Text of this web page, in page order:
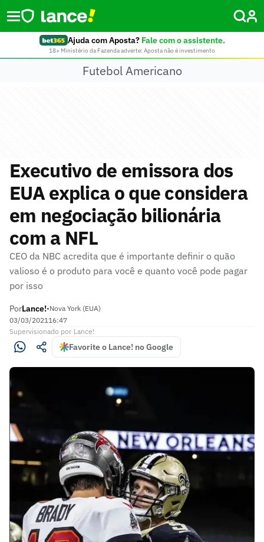
Ajuda com Aposta? Fale com o assistente.
18+ Ministério da Fazenda adverte: Aposta não é investimento
Futebol Americano
Executivo de emissora dos
EUA explica o que considera
em negociação bilionária
com a NFL
CEO da NBC acredita que é importante definir o quão
valioso é o produto para você e quanto você pode pagar
por isso
PorLance!•Nova York (EUA)
03/03/202116:47
Supervisionado por Lance!
Favorite o Lance! no Google